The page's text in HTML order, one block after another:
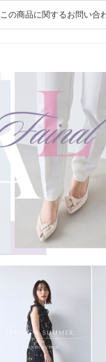
この商品に関するお問い合